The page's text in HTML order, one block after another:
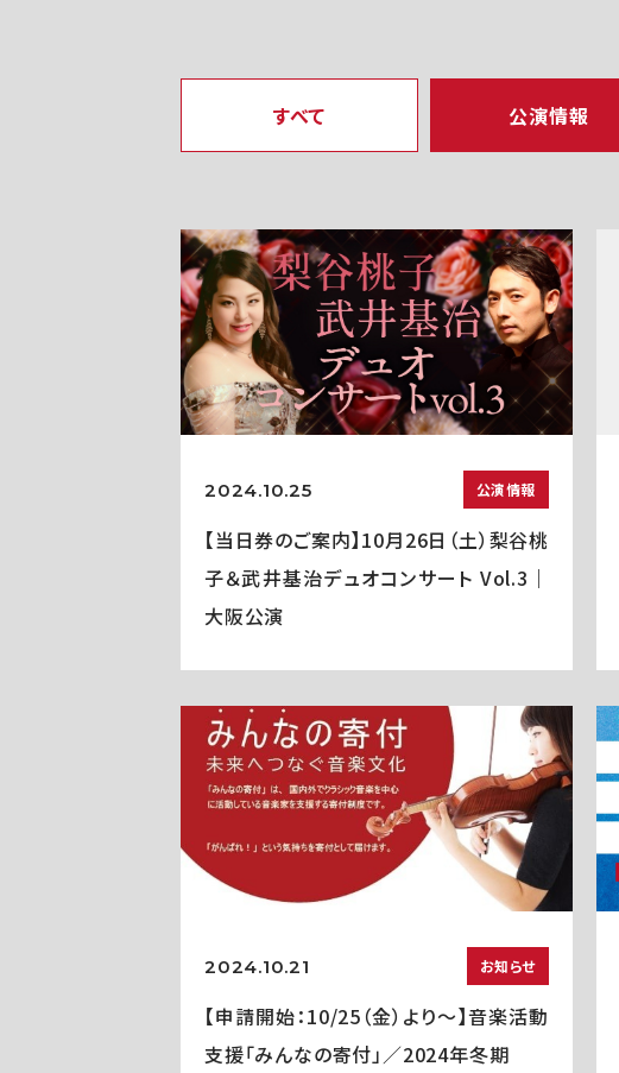
すべて 公演情報
2024.10.25 公演情報
【当日券のご案内】10月26日（土）梨谷桃
子＆武井基治デュオコンサート Vol.3｜
大阪公演
2024.10.21 お知らせ
【申請開始：10/25（金）より～】音楽活動
支援「みんなの寄付」／2024年冬期